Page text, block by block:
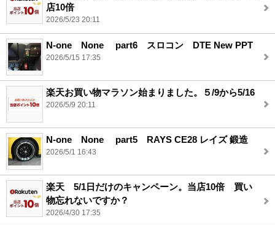
店10倍
2026/5/23 20:11
N-one None part6 スロコン DTE New PPT
2026/5/15 17:35
楽天お買い物マラソン始まりました。５/9から5/16
2026/5/9 20:11
N-one None part5 RAYS CE28 レイズ 鍛造
2026/5/1 16:43
楽天 5/1日だけのキャンペーン。当店10倍 買い
物忘れないですか？
2026/4/30 17:35